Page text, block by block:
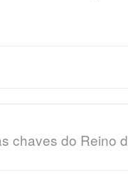
chaves do Reino